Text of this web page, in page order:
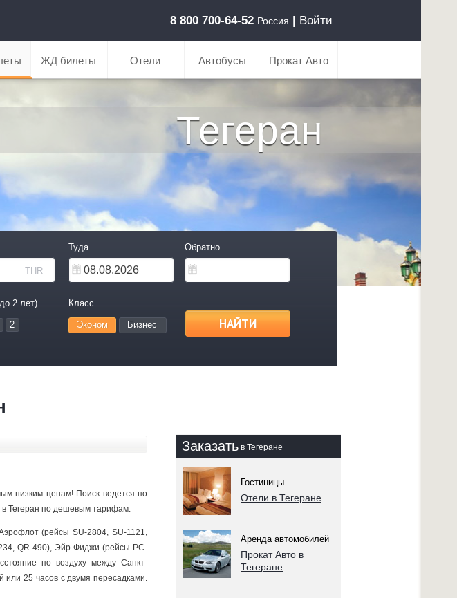
8 800 700-64-52 Россия | Войти
ЖД билеты Отели Автобусы Прокат Авто
Тегеран
Туда Обратно
THR
2 лет)
2
Класс
Эконом Бизнес НАЙТИ
низким ценам! Поиск ведется по
в Тегеран по дешевым тарифам.
(рейсы SU-2804, SU-1121,
QR-490), Эйр Фиджи (рейсы PC-
по воздуху между Санкт-
или 25 часов c двумя пересадками.
Заказать в Тегеране
Гостиницы
Отели в Тегеране
Аренда автомобилей
Прокат Авто в
Тегеране